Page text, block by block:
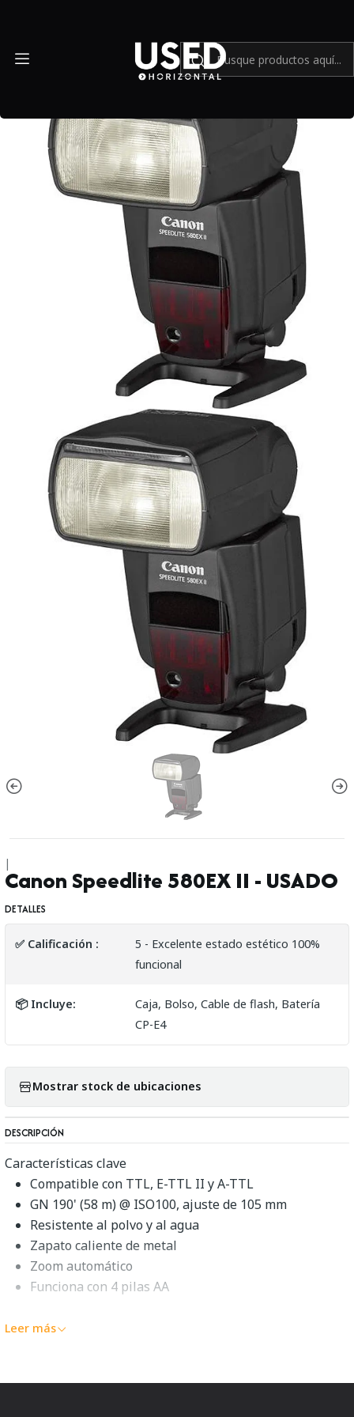
|
Canon Speedlite 580EX II - USADO
DETALLES
✅ Calificación :
5 - Excelente estado estético 100%
funcional
📦 Incluye:
Caja, Bolso, Cable de flash, Batería
CP-E4
Mostrar stock de ubicaciones
DESCRIPCIÓN
Características clave
Compatible con TTL, E-TTL II y A-TTL
GN 190' (58 m) @ ISO100, ajuste de 105 mm
Resistente al polvo y al agua
Zapato caliente de metal
Zoom automático
Funciona con 4 pilas AA
EOS, elSpeedlite 580EX IItoma las mejores
Leer más